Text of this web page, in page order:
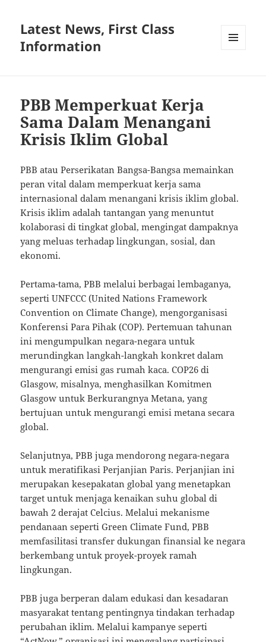
Latest News, First Class
Information
PBB Memperkuat Kerja
Sama Dalam Menangani
Krisis Iklim Global
PBB atau Perserikatan Bangsa-Bangsa memainkan
peran vital dalam memperkuat kerja sama
internasional dalam menangani krisis iklim global.
Krisis iklim adalah tantangan yang menuntut
kolaborasi di tingkat global, mengingat dampaknya
yang meluas terhadap lingkungan, sosial, dan
ekonomi.
Pertama-tama, PBB melalui berbagai lembaganya,
seperti UNFCCC (United Nations Framework
Convention on Climate Change), mengorganisasi
Konferensi Para Pihak (COP). Pertemuan tahunan
ini mengumpulkan negara-negara untuk
merundingkan langkah-langkah konkret dalam
mengurangi emisi gas rumah kaca. COP26 di
Glasgow, misalnya, menghasilkan Komitmen
Glasgow untuk Berkurangnya Metana, yang
bertujuan untuk mengurangi emisi metana secara
global.
Selanjutnya, PBB juga mendorong negara-negara
untuk meratifikasi Perjanjian Paris. Perjanjian ini
merupakan kesepakatan global yang menetapkan
target untuk menjaga kenaikan suhu global di
bawah 2 derajat Celcius. Melalui mekanisme
pendanaan seperti Green Climate Fund, PBB
memfasilitasi transfer dukungan finansial ke negara
berkembang untuk proyek-proyek ramah
lingkungan.
PBB juga berperan dalam edukasi dan kesadaran
masyarakat tentang pentingnya tindakan terhadap
perubahan iklim. Melalui kampanye seperti